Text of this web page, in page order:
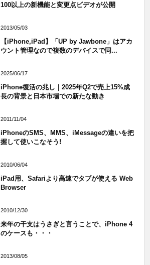
100以上の新機能と変更点ビデオが公開
2013/05/03
【iPhone,iPad】「UP by Jawbone」はアカ
ウント管理なので複数のデバイスで同...
2025/06/17
iPhone復活の兆し｜2025年Q2で売上15%成
長の背景と日本市場での新たな動き
2011/11/04
iPhoneのSMS、MMS、iMessageの違いを把
握して使いこなそう!
2010/06/04
iPad用、Safariより高速でタブが使える Web
Browser
2010/12/30
来年の干支はうさぎと言うことで、iPhone 4
のケースも・・・
2013/08/05